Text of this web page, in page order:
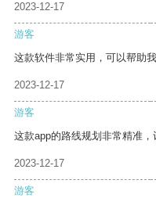
2023-12-17
游客
这款软件非常实用，可以帮助
2023-12-17
游客
这款app的路线规划非常精准，
2023-12-17
游客